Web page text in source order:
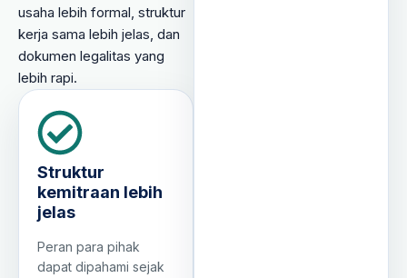
usaha lebih formal, struktur
kerja sama lebih jelas, dan
dokumen legalitas yang
lebih rapi.
Struktur
kemitraan lebih
jelas
Peran para pihak
dapat dipahami sejak